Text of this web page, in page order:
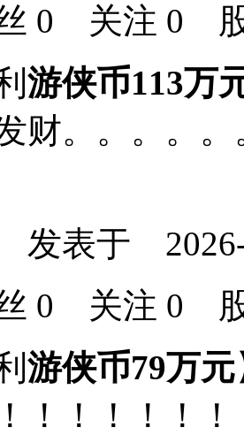
0 关注 0
游侠币113万
财。。。。。
表于 2026-
0 关注 0
游侠币79万元
！！！！！